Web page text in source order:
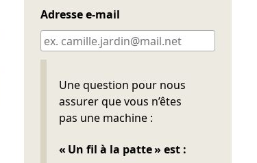
Adresse e-mail
Une question pour nous
assurer que vous n’êtes
pas une machine :
« Un fil à la patte » est :
Ne pas remplir